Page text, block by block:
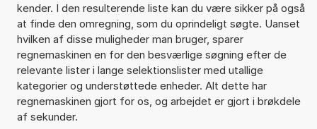
kender. I den resulterende liste kan du være sikker på også
at finde den omregning, som du oprindeligt søgte. Uanset
hvilken af disse muligheder man bruger, sparer
regnemaskinen en for den besværlige søgning efter de
relevante lister i lange selektionslister med utallige
kategorier og understøttede enheder. Alt dette har
regnemaskinen gjort for os, og arbejdet er gjort i brøkdele
af sekunder.